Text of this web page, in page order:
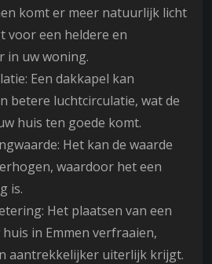
komt er meer natuurlijk licht
voor een heldere en
in uw woning.
Een dakkapel kan
betere luchtcirculatie, wat de
huis ten goede komt.
Het kan de waarde
waardoor het een
is.
Het plaatsen van een
in Emmen verfraaien,
aantrekkelijker uiterlijk krijgt.